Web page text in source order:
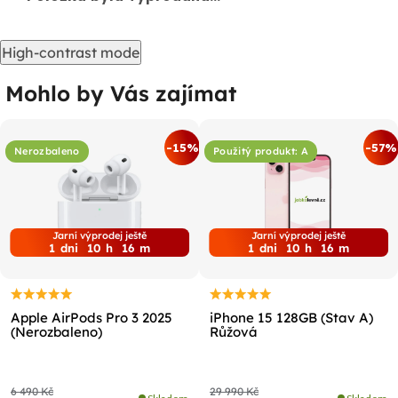
High-contrast mode
Mohlo by Vás zajímat
Nerozbaleno -15%
Jarní výprodej ještě
1 dni 10 h 16 m
Apple AirPods Pro 3 2025
(Nerozbaleno)
6 490 Kč
Použitý produkt: A -57%
Jarní výprodej ještě
1 dni 10 h 16 m
iPhone 15 128GB (Stav A)
Růžová
29 990 Kč